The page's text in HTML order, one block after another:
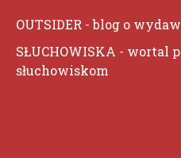
OUTSIDER - blog o
SŁUCHOWISKA - wortal
słuchowiskom